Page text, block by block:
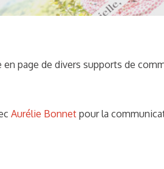
page de divers supports de
Aurélie Bonnet pour la